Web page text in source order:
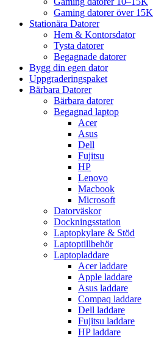
Gaming datorer över 15K
Stationära Datorer
Hem & Kontorsdator
Tysta datorer
Begagnade datorer
Bygg din egen dator
Uppgraderingspaket
Bärbara Datorer
Bärbara datorer
Begagnad laptop
Acer
Asus
Dell
Fujitsu
HP
Lenovo
Macbook
Microsoft
Datorväskor
Dockningsstation
Laptopkylare & Stöd
Laptoptillbehör
Laptopladdare
Acer laddare
Apple laddare
Asus laddare
Compaq laddare
Dell laddare
Fujitsu laddare
HP laddare